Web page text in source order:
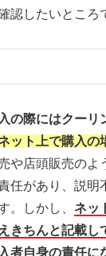
認したいところ
の際にはクーリ
ット上で購入の
や店頭販売のよ
任があり、説明
。しかし、 ネッ
きちんと記載し
者自身の責任に